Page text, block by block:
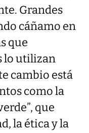
Grandes
cáñamo en
que
lo utilizan
cambio está
como la
que
la ética y la